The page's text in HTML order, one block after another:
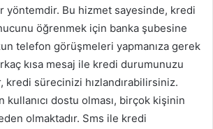
yöntemdir. Bu hizmet sayesinde, kredi
öğrenmek için banka şubesine
telefon görüşmeleri yapmanıza gerek
kısa mesaj ile kredi durumunuzu
kredi sürecinizi hızlandırabilirsiniz.
kullanıcı dostu olması, birçok kişinin
olmaktadır. Sms ile kredi